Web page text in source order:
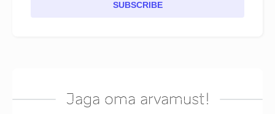
SUBSCRIBE
Jaga oma arvamust!